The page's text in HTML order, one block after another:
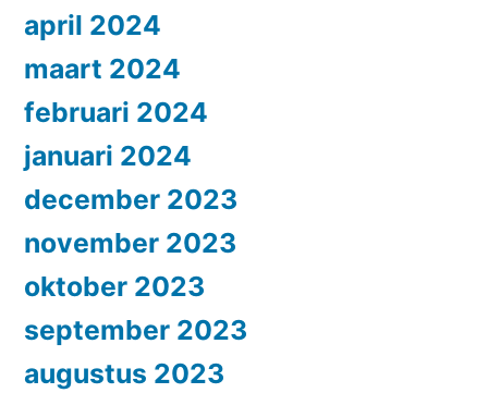
april 2024
maart 2024
februari 2024
januari 2024
december 2023
november 2023
oktober 2023
september 2023
augustus 2023